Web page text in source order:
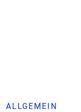
ALLGEMEIN